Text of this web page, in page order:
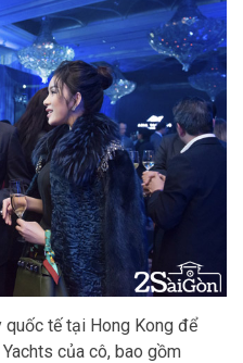
quốc tế tại Hong Kong để
của cô, bao gồm